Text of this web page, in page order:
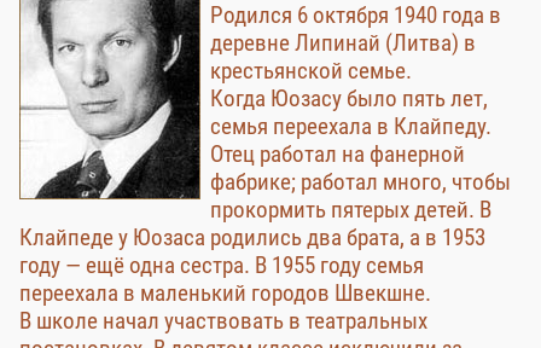
Родился 6 октября 1940 года в
деревне Липинай (Литва) в
крестьянской семье.
Когда Юозасу было пять лет,
семья переехала в Клайпеду.
Отец работал на фанерной
фабрике; работал много, чтобы
прокормить пятерых детей. В
Клайпеде у Юозаса родились два брата, а в 1953
году — ещё одна сестра. В 1955 году семья
переехала в маленький городов Швекшне.
В школе начал участвовать в театральных